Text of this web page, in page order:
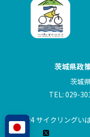
茨城県政
茨城
TEL: 029-
© 2024 サイクリングい